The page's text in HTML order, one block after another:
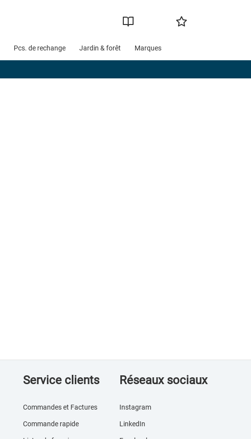
Pcs. de rechange Jardin & forêt Marques
Service clients
Commandes et Factures
Commande rapide
Réseaux sociaux
Instagram
LinkedIn